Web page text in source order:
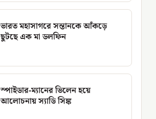
ভারত মহাসাগরে সন্তানকে আঁকড়ে
ছুটছে এক মা ডলফিন
স্পাইডার-ম্যানের ভিলেন হয়ে
আলোচনায় স্যাডি সিঙ্ক